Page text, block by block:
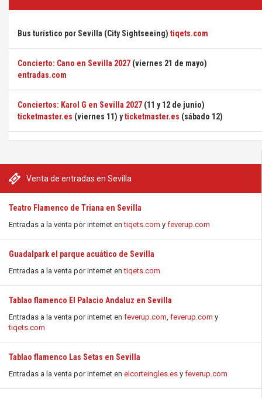
Venta de entradas en Sevilla
Teatro Flamenco de Triana en Sevilla
Entradas a la venta por internet entiqets.com y feverup.com
Guadalpark el parque acuático de Sevilla
Entradas a la venta por internet entiqets.com
Tablao flamenco El Palacio Andaluz en Sevilla
Entradas a la venta por internet en feverup.com, feverup.com y
tiqets.com
Tablao flamenco Las Setas en Sevilla
Entradas a la venta por internet en elcorteingles.es y feverup.com
Bus turístico por Sevilla (City Sightseeing) tiqets.com
Concierto: Cano en Sevilla 2027 (viernes 21 de mayo)
entradas.com
Conciertos: Karol G en Sevilla 2027 (11 y 12 de junio)
ticketmaster.es (viernes 11) yticketmaster.es (sábado 12)